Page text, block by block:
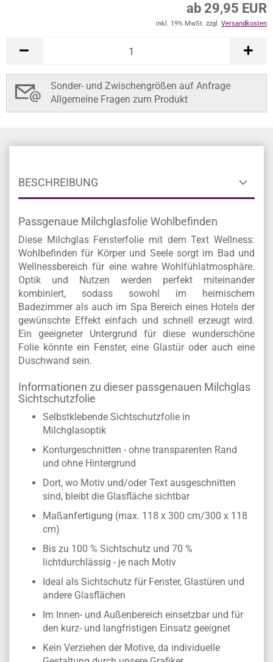
ab 29,95 EUR
inkl. 19% MwSt. zzgl. Versandkosten
Sonder- und Zwischengrößen auf Anfrage
Allgemeine Fragen zum Produkt
BESCHREIBUNG
Passgenaue Milchglasfolie Wohlbefinden
Diese Milchglas Fensterfolie mit dem Text Wellness:
Wohlbefinden für Körper und Seele sorgt im Bad und
Wellnessbereich für eine wahre Wohlfühlatmosphäre.
Optik und Nutzen werden perfekt miteinander
kombiniert, sodass sowohl im heimischem
Badezimmer als auch im Spa Bereich eines Hotels der
gewünschte Effekt einfach und schnell erzeugt wird.
Ein geeigneter Untergrund für diese wunderschöne
Folie könnte ein Fenster, eine Glastür oder auch eine
Duschwand sein.
Informationen zu dieser passgenauen Milchglas
Sichtschutzfolie
Selbstklebende Sichtschutzfolie in
Milchglasoptik
Konturgeschnitten - ohne transparenten Rand
und ohne Hintergrund
Dort, wo Motiv und/oder Text ausgeschnitten
sind, bleibt die Glasfläche sichtbar
Maßanfertigung (max. 118 x 300 cm/300 x 118
cm)
Bis zu 100 % Sichtschutz und 70 %
lichtdurchlässig - je nach Motiv
Ideal als Sichtschutz für Fenster, Glastüren und
andere Glasflächen
Im Innen- und Außenbereich einsetzbar und für
den kurz- und langfristigen Einsatz geeignet
Kein Verziehen der Motive, da individuelle